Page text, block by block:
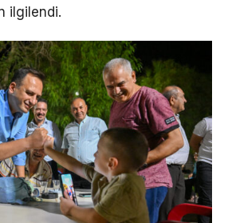
ilgilendi.